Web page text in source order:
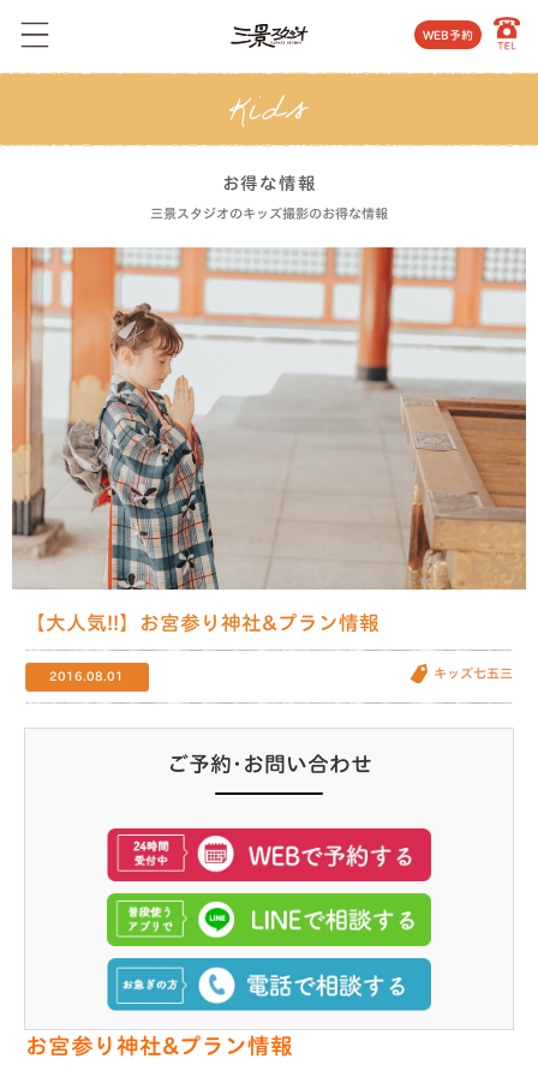
WEB予約
お得な情報
三景スタジオのキッズ撮影のお得な情報
【大人気!!】お宮参り神社&プラン情報
2016.08.01 キッズ七五三
ご予約･お問い合わせ
お宮参り神社&プラン情報